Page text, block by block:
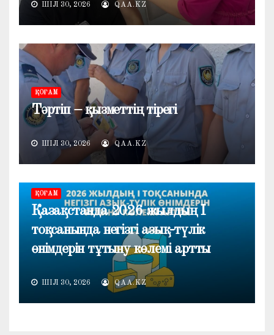
ШІЛ 30, 2026 QAA.KZ
ҚОҒАМ
Тәртіп – қызметтің тірегі
ШІЛ 30, 2026 QAA.KZ
ҚОҒАМ
Қазақстанда 2026 жылдың I
тоқсанында негізгі азық-түлік
өнімдерін тұтыну көлемі артты
ШІЛ 30, 2026 QAA.KZ